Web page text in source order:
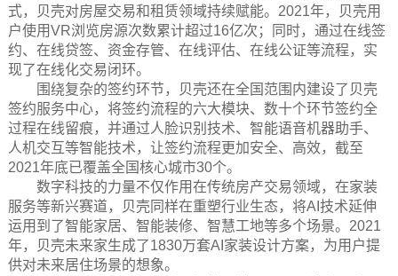
式，贝壳对房屋交易和租赁领域持续赋能。2021年，贝壳用
户使用VR浏览房源次数累计超过16亿次；同时，通过在线签
约、在线贷签、资金存管、在线评估、在线公证等流程，实
现了在线化交易闭环。
围绕复杂的签约环节，贝壳还在全国范围内建设了贝壳
签约服务中心，将签约流程的六大模块、数十个环节签约全
过程在线留痕，并通过人脸识别技术、智能语音机器助手、
人机交互等智能技术，让签约流程更加安全、高效，截至
2021年底已覆盖全国核心城市30个。
数字科技的力量不仅作用在传统房产交易领域，在家装
服务等新兴赛道，贝壳同样在重塑行业生态，将AI技术延伸
运用到了智能家居、智能装修、智慧工地等多个场景。2021
年，贝壳未来家生成了1830万套AI家装设计方案，为用户提
供对未来居住场景的想象。